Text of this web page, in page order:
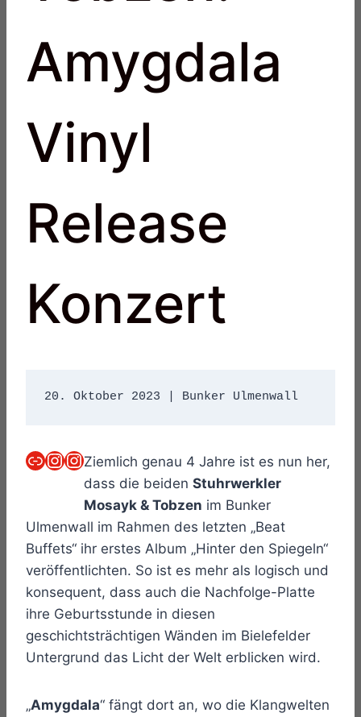
Amygdala
Vinyl
Release
Konzert
20. Oktober 2023 | Bunker Ulmenwall
Link InstagramInstagram Ziemlich genau 4 Jahre ist es nun her,
dass die beiden Stuhrwerkler
Mosayk & Tobzen im Bunker
Ulmenwall im Rahmen des letzten „Beat
Buffets“ ihr erstes Album „Hinter den Spiegeln“
veröffentlichten. So ist es mehr als logisch und
konsequent, dass auch die Nachfolge-Platte
ihre Geburtsstunde in diesen
geschichtsträchtigen Wänden im Bielefelder
Untergrund das Licht der Welt erblicken wird.
„Amygdala“ fängt dort an, wo die Klangwelten